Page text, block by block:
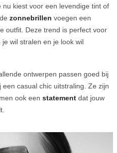
kiest voor een levendige tint of
zonnebrillen voegen een
outfit. Deze trend is perfect voor
wil stralen en je look wil
ontwerpen passen goed bij
casual chic uitstraling. Ze zijn
ook een statement dat jouw